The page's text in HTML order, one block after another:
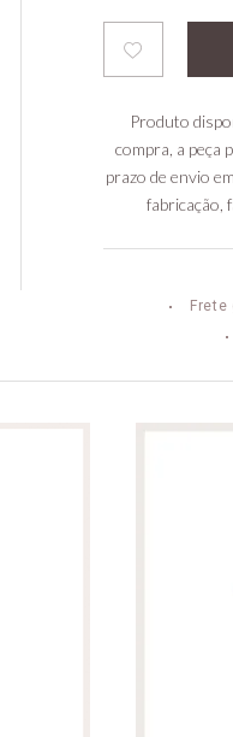
Produto
compra, a peça
prazo de envio
fabricação,